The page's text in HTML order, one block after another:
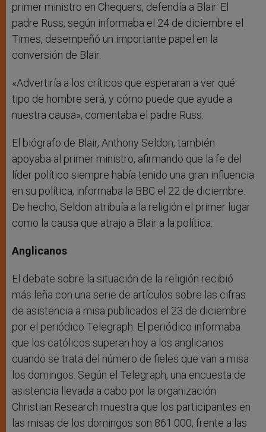
primer ministro en Chequers, defendía a Blair. El
padre Russ, según informaba el 24 de diciembre el
Times, desempeñó un importante papel en la
conversión de Blair.
«Advertiría a los críticos que esperaran a ver qué
tipo de hombre será, y cómo puede que ayude a
nuestra causa», comentaba el padre Russ.
El biógrafo de Blair, Anthony Seldon, también
apoyaba al primer ministro, afirmando que la fe del
líder político siempre había tenido una gran influencia
en su política, informaba la BBC el 22 de diciembre.
De hecho, Seldon atribuía a la religión el primer lugar
como la causa que atrajo a Blair a la política.
Anglicanos
El debate sobre la situación de la religión recibió
más leña con una serie de artículos sobre las cifras
de asistencia a misa publicados el 23 de diciembre
por el periódico Telegraph. El periódico informaba
que los católicos superan hoy a los anglicanos
cuando se trata del número de fieles que van a misa
los domingos. Según el Telegraph, una encuesta de
asistencia llevada a cabo por la organización
Christian Research muestra que los participantes en
las misas de los domingos son 861.000, frente a las